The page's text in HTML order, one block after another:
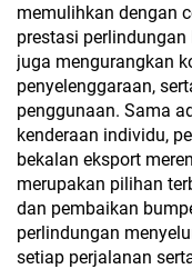
memulihkan dengan
prestasi
juga mengurangkan
penyelenggaraan,
penggunaan. Sama
kenderaan individu,
bekalan eksport
merupakan pilihan
dan pembaikan
perlindungan
setiap perjalanan